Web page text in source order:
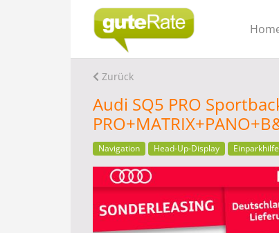
Zurück
Audi SQ5 PRO
Navigation Head-Up-Display